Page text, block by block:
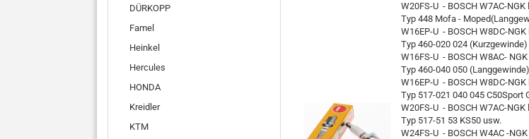
W20FS-U - BOSCH W7AC-NGK
Typ 448 Mofa -
W16EP-U - BOSCH W8DC-NGK
Typ 460-020 024
W16FS-U - BOSCH W8AC- NGK
Typ 460-040 050
W16EP-U - BOSCH W8DC-NGK
Typ 517-021 040 045
W20FS-U - BOSCH W7AC-NGK
Typ 517-51 53
W24FS-U - BOSCH W4AC -NGK
DÜRKOPP
Famel
Heinkel
Hercules
HONDA
Kreidler
KTM